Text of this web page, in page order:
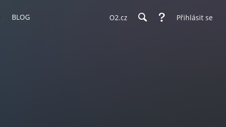
BLOG O2.cz Přihlásit se